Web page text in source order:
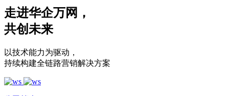
走进华企万网 ，
共创未来
以技术能力为驱动 ，
持续构建全链路营销解决方案